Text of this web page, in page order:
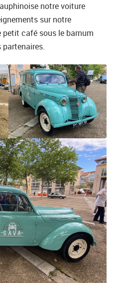
notre voiture
sur notre
café sous le barnum
partenaires.